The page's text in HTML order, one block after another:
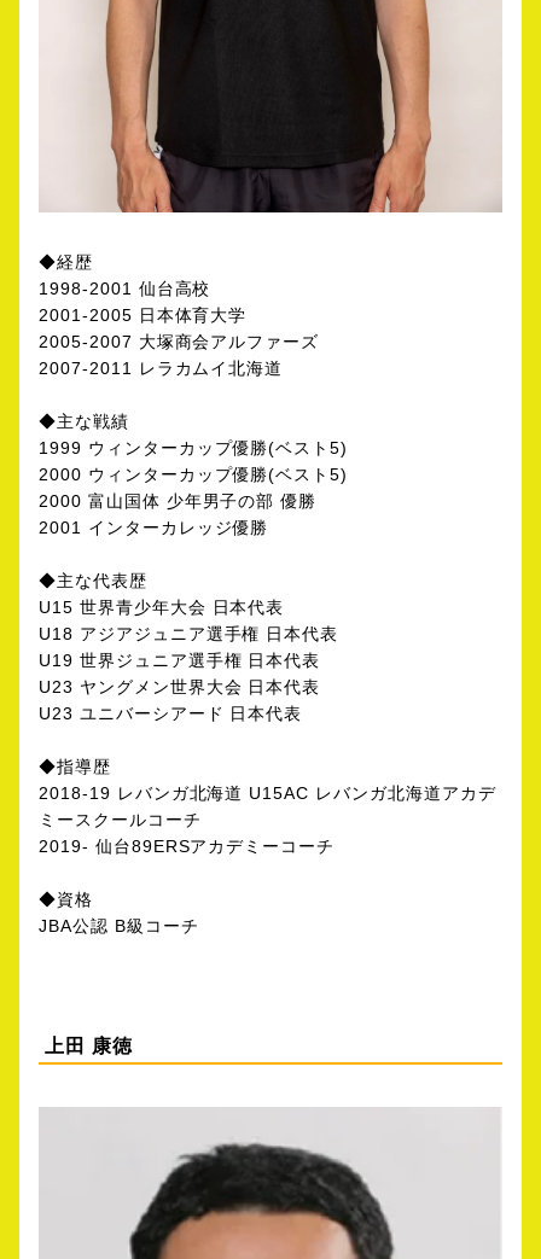
◆経歴
1998-2001 仙台高校
2001-2005 日本体育大学
2005-2007 大塚商会アルファーズ
2007-2011 レラカムイ北海道
◆主な戦績
1999 ウィンターカップ優勝(ベスト5)
2000 ウィンターカップ優勝(ベスト5)
2000 富山国体 少年男子の部 優勝
2001 インターカレッジ優勝
◆主な代表歴
U15 世界青少年大会 日本代表
U18 アジアジュニア選手権 日本代表
U19 世界ジュニア選手権 日本代表
U23 ヤングメン世界大会 日本代表
U23 ユニバーシアード 日本代表
◆指導歴
2018-19 レバンガ北海道 U15AC レバンガ北海道アカデ
ミースクールコーチ
2019- 仙台89ERSアカデミーコーチ
◆資格
JBA公認 B級コーチ
上田 康徳